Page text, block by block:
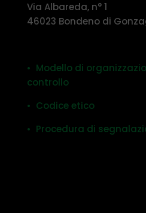
Via Albareda, n° 1
46023 Bondeno di
• Modello di
controllo
• Codice etico
• Procedura di